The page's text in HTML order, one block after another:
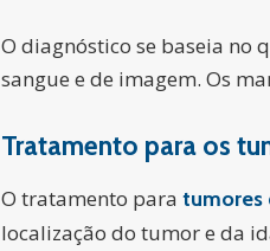
O diagnóstico se baseia no
sangue e de imagem. Os
Tratamento para os
O tratamento para tumores
localização do tumor e da